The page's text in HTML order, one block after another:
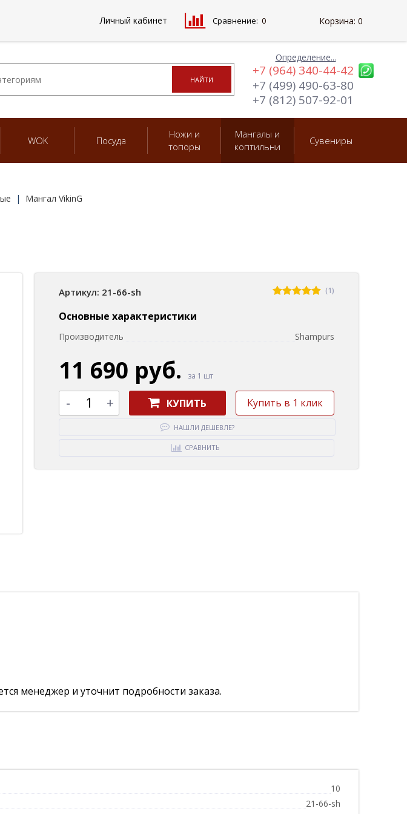
Определение...
+7 (964) 340-44-42
+7 (499) 490-63-80
+7 (812) 507-92-01
WOK Посуда
Ножи и
топоры
Мангалы и
коптильни
Сувениры
Мангал VikinG
Артикул: 21-66-sh (1)
Основные характеристики
Производитель Shampurs
11 690 руб. за 1 шт
- + КУПИТЬ Купить в 1 клик
НАШЛИ ДЕШЕВЛЕ?
СРАВНИТЬ
менеджер и уточнит подробности заказа.
10
21-66-sh
Личный кабинет Сравнение: 0 Корзина: 0